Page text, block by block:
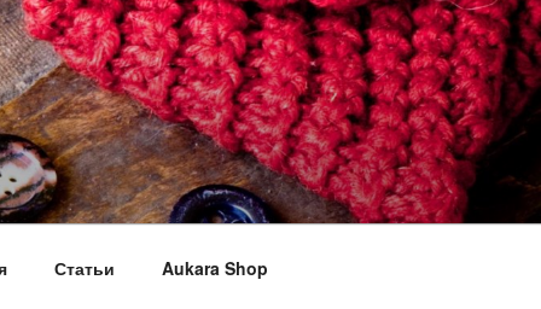
Статьи Aukara Shop